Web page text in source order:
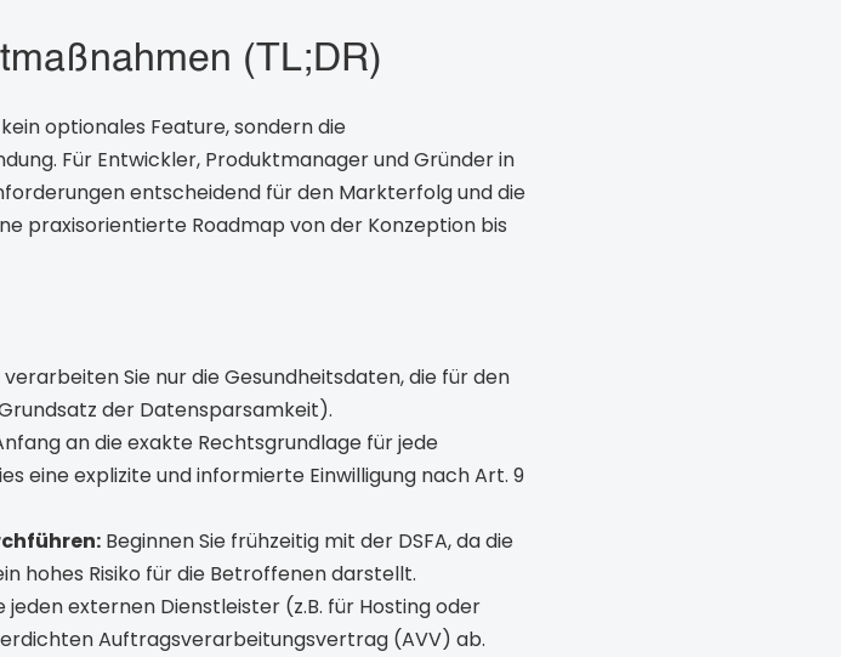
(TL;DR)
optionales Feature, sondern die
Für Entwickler, Produktmanager und Gründer in
entscheidend für den Markterfolg und die
praxisorientierte Roadmap von der Konzeption bis
Sie nur die Gesundheitsdaten, die für den
der Datensparsamkeit).
an die exakte Rechtsgrundlage für jede
eine explizite und informierte Einwilligung nach Art. 9
Beginnen Sie frühzeitig mit der DSFA, da die
hohes Risiko für die Betroffenen darstellt.
jeden externen Dienstleister (z.B. für Hosting oder
Auftragsverarbeitungsvertrag (AVV) ab.